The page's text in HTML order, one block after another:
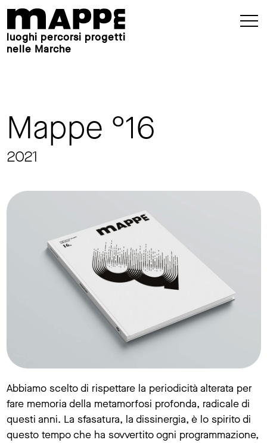
luoghi percorsi progetti
nelle Marche
Mappe °16
2021
Abbiamo scelto di rispettare la periodicità alterata per
fare memoria della metamorfosi profonda, radicale di
questi anni. La sfasatura, la dissinergia, è lo spirito di
questo tempo che ha sovvertito ogni programmazione,